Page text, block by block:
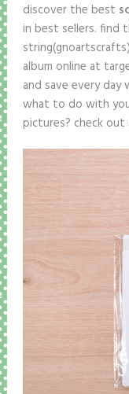
discover the best
in best sellers. find
album online at
and save every
what to do with
pictures? check